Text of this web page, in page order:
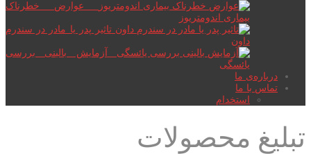
عوارض خطرناک
بیماری اندومتریوز
تاثیر پدر یا مادر در سندرم
داون
آزمایش بالینی بررسی
یائسگی
درباره‌ی ما
تماس با ما
استخدام
تبلیغ محصولات